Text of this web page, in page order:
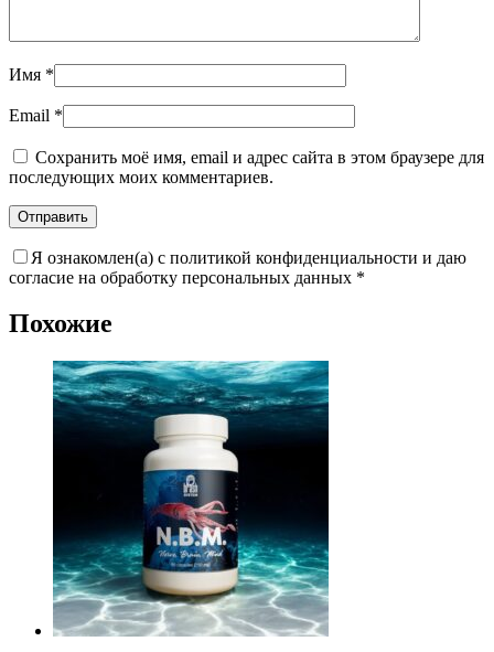
Имя *
Email *
Сохранить моё имя, email и адрес сайта в этом браузере для
последующих моих комментариев.
Я ознакомлен(а) с политикой конфиденциальности и даю
согласие на обработку персональных данных *
Похожие